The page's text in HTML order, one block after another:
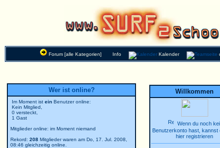
Forum [alle Kategorien] Info Kalender
Wer ist online?
Im Moment ist ein Benutzer online:
Kein Mitglied,
0 versteckt,
1 Gast
Mitglieder online: im Moment niemand
Rekord: 208 Mitglieder waren am Do, 17. Jul. 2008,
08:46 gleichzeitig online.
Willkommen
Wenn du noch
Benutzerkonto hast, kannst
hier registrieren